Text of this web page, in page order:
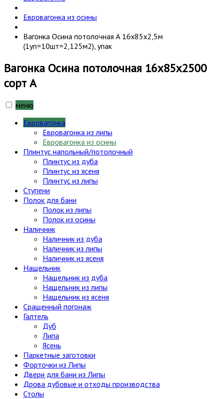
Евровагонка из осины
Вагонка Осина потолочная А 16х85х2,5м
(1уп=10шт=2,125м2), упак
Вагонка Осина потолочная 16х85х2500
сорт А
меню
Евровагонка
Евровагонка из липы
Евровагонка из осины
Плинтус напольный/потолочный
Плинтус из дуба
Плинтус из ясеня
Плинтус из липы
Ступени
Полок для бани
Полок из липы
Полок из осины
Наличник
Наличник из дуба
Наличник из липы
Наличник из ясеня
Нащельник
Нащельник из дуба
Нащельник из липы
Нащельник из ясеня
Сращенный погонаж
Галтель
Дуб
Липа
Ясень
Паркетные заготовки
Форточки из Липы
Двери для бани из Липы
Дрова дубовые и отходы производства
Столы